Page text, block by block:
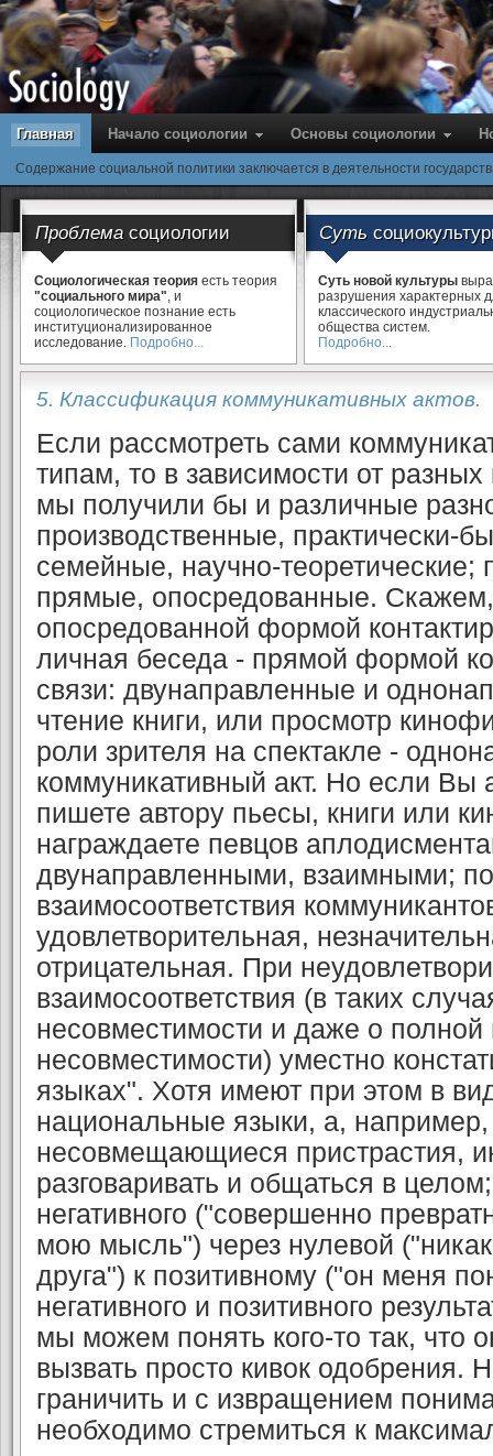
Главная Начало социологии Основы cоциологии
Содержание социальной политики заключается в деятельности
Проблема социологии
Социологическая теория есть теория
"социального мира", и
социологическое познание есть
институционализированное
исследование. Подробно...
Суть
Суть новой культуры
разрушения характерных
классического
общества систем.
Подробно...
5. Классификация коммуникативных актов.
Если рассмотреть сами
типам, то в зависимости от
мы получили бы и различные
производственные, практически-
семейные, научно-теоретические;
прямые, опосредованные.
опосредованной формой
личная беседа - прямой формой
связи: двунаправленные и
чтение книги, или просмотр
роли зрителя на спектакле -
коммуникативный акт. Но если Вы
пишете автору пьесы, книги или
награждаете певцов
двунаправленными, взаимными;
взаимосоответствия
удовлетворительная,
отрицательная. При
взаимосоответствия (в таких
несовместимости и даже о полной
несовместимости) уместно
языках". Хотя имеют при этом в
национальные языки, а,
несовмещающиеся пристрастия,
разговаривать и общаться в
негативного ("совершенно
мою мысль") через нулевой
друга") к позитивному ("он меня
негативного и позитивного
мы можем понять кого-то так, что
вызвать просто кивок одобрения.
граничить и с извращением
необходимо стремиться к